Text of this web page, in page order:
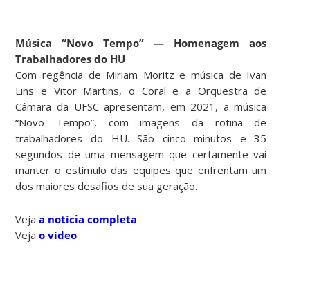
Música “Novo Tempo” — Homenagem aos
Trabalhadores do HU
Com regência de Miriam Moritz e música de Ivan
Lins e Vitor Martins, o Coral e a Orquestra de
Câmara da UFSC apresentam, em 2021, a música
“Novo Tempo”, com imagens da rotina de
trabalhadores do HU. São cinco minutos e 35
segundos de uma mensagem que certamente vai
manter o estímulo das equipes que enfrentam um
dos maiores desafios de sua geração.
Vejaa notícia completa
Vejao vídeo